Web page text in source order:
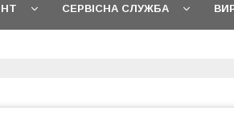
СЕРВІСНА СЛУЖБА